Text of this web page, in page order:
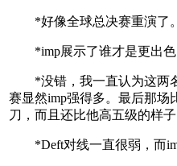
*好像全球总决赛重演了。
*imp展示了谁才是更出色
*没错，我一直认为这两
赛显然imp强得多。最后那场
刀，而且还比他高五级的样子
*Deft对线一直很弱，而